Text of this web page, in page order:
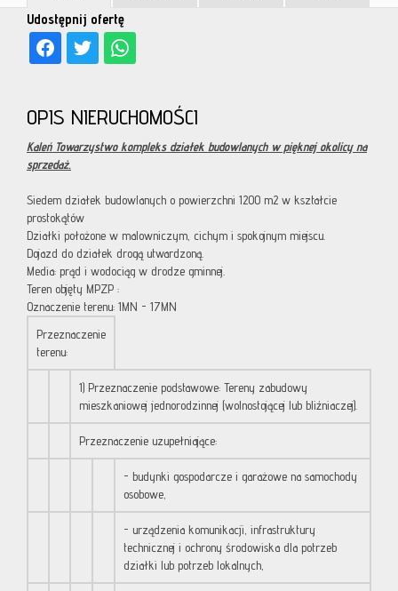
Udostępnij ofertę
OPIS NIERUCHOMOŚCI
Kaleń Towarzystwo kompleks działek budowlanych w pięknej okolicy na
sprzedaż.
Siedem działek budowlanych o powierzchni 1200 m2 w kształcie
prostokątów
Działki położone w malowniczym, cichym i spokojnym miejscu.
Dojazd do działek drogą utwardzoną.
Media: prąd i wodociąg w drodze gminnej.
Teren objęty MPZP :
Oznaczenie terenu: 1MN - 17MN
Przeznaczenie
terenu:
1) Przeznaczenie podstawowe: Tereny zabudowy
mieszkaniowej jednorodzinnej (wolnostojącej lub bliźniaczej).
Przeznaczenie uzupełniające:
- budynki gospodarcze i garażowe na samochody
osobowe,
- urządzenia komunikacji, infrastruktury
technicznej i ochrony środowiska dla potrzeb
działki lub potrzeb lokalnych,